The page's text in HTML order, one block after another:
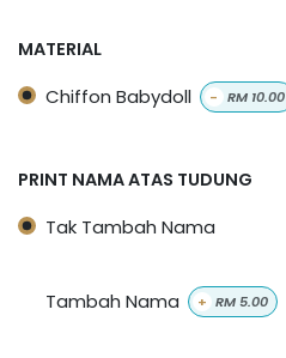
MATERIAL
Chiffon Babydoll - RM 10.00
PRINT NAMA ATAS TUDUNG
Tak Tambah Nama
Tambah Nama + RM5.00